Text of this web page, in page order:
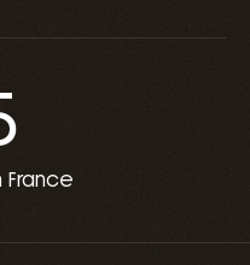
France